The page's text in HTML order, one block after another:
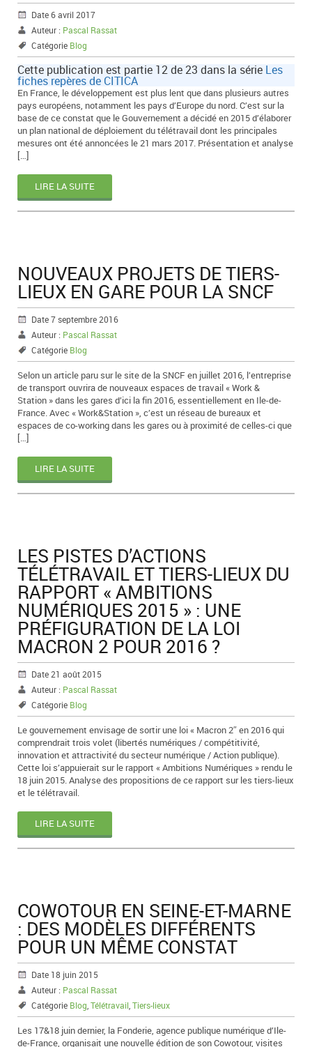
Date 6 avril 2017
Auteur : Pascal Rassat
Catégorie Blog
Cette publication est partie 12 de 23 dans la série Les
fiches repères de CITICA
En France, le développement est plus lent que dans plusieurs autres
pays européens, notamment les pays d’Europe du nord. C’est sur la
base de ce constat que le Gouvernement a décidé en 2015 d’élaborer
un plan national de déploiement du télétravail dont les principales
mesures ont été annoncées le 21 mars 2017. Présentation et analyse
[…]
LIRE LA SUITE
NOUVEAUX PROJETS DE TIERS-
LIEUX EN GARE POUR LA SNCF
Date 7 septembre 2016
Auteur : Pascal Rassat
Catégorie Blog
Selon un article paru sur le site de la SNCF en juillet 2016, l’entreprise
de transport ouvrira de nouveaux espaces de travail « Work &
Station » dans les gares d’ici la fin 2016, essentiellement en Ile-de-
France. Avec « Work&Station », c’est un réseau de bureaux et
espaces de co-working dans les gares ou à proximité de celles-ci que
[…]
LIRE LA SUITE
LES PISTES D’ACTIONS
TÉLÉTRAVAIL ET TIERS-LIEUX DU
RAPPORT « AMBITIONS
NUMÉRIQUES 2015 » : UNE
PRÉFIGURATION DE LA LOI
MACRON 2 POUR 2016 ?
Date 21 août 2015
Auteur : Pascal Rassat
Catégorie Blog
Le gouvernement envisage de sortir une loi « Macron 2″ en 2016 qui
comprendrait trois volet (libertés numériques / compétitivité,
innovation et attractivité du secteur numérique / Action publique).
Cette loi s’appuierait sur le rapport « Ambitions Numériques » rendu le
18 juin 2015. Analyse des propositions de ce rapport sur les tiers-lieux
et le télétravail.
LIRE LA SUITE
COWOTOUR EN SEINE-ET-MARNE
: DES MODÈLES DIFFÉRENTS
POUR UN MÊME CONSTAT
Date 18 juin 2015
Auteur : Pascal Rassat
Catégorie Blog Télétravail Tiers-lieux
Les 17&18 juin dernier, la Fonderie, agence publique numérique d’Ile-
de-France, organisait une nouvelle édition de son Cowotour, visites